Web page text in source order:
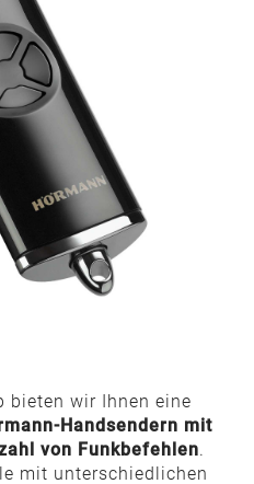
bieten wir Ihnen eine
Handsendern mit
von Funkbefehlen.
mit unterschiedlichen